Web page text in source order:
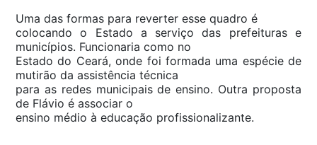
Uma das formas para reverter esse quadro é
colocando o Estado a serviço das prefeituras e
municípios. Funcionaria como no
Estado do Ceará, onde foi formada uma espécie de
mutirão da assistência técnica
para as redes municipais de ensino. Outra proposta
de Flávio é associar o
ensino médio à educação profissionalizante.